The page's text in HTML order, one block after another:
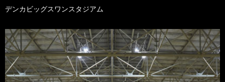
デンカビッグスワンスタジアム